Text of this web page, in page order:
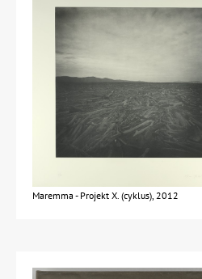
Maremma - Projekt X. (cyklus), 2012